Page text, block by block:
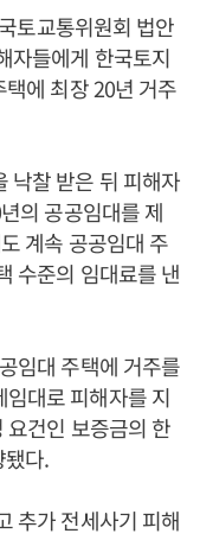
토교통위원회 법안
자들에게 한국토지
에 최장 20년 거주
낙찰 받은 뒤 피해자
의 공공임대를 제
계속 공공임대 주
수준의 임대료를 낸
임대 주택에 거주를
대로 피해자를 지
요건인 보증금의 한
다.
추가 전세사기 피해